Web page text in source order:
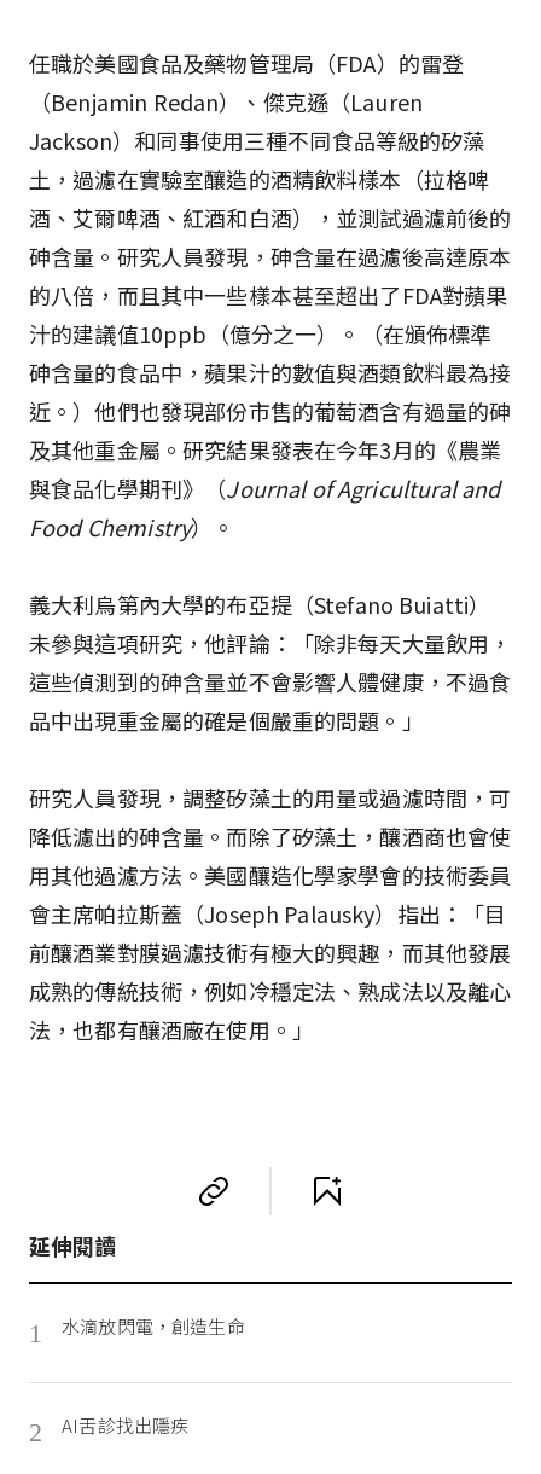
任職於美國食品及藥物管理局（FDA）的雷登
（Benjamin Redan）、傑克遜（Lauren
Jackson）和同事使用三種不同食品等級的矽藻
土，過濾在實驗室釀造的酒精飲料樣本（拉格啤
酒、艾爾啤酒、紅酒和白酒），並測試過濾前後的
砷含量。研究人員發現，砷含量在過濾後高達原本
的八倍，而且其中一些樣本甚至超出了FDA對蘋果
汁的建議值10ppb（億分之一）。（在頒佈標準
砷含量的食品中，蘋果汁的數值與酒類飲料最為接
近。）他們也發現部份市售的葡萄酒含有過量的砷
及其他重金屬。研究結果發表在今年3月的《農業
與食品化學期刊》（Journal of Agricultural and
Food Chemistry）。
義大利烏第內大學的布亞提（Stefano Buiatti）
未參與這項研究，他評論：「除非每天大量飲用，
這些偵測到的砷含量並不會影響人體健康，不過食
品中出現重金屬的確是個嚴重的問題。」
研究人員發現，調整矽藻土的用量或過濾時間，可
降低濾出的砷含量。而除了矽藻土，釀酒商也會使
用其他過濾方法。美國釀造化學家學會的技術委員
會主席帕拉斯蓋（Joseph Palausky）指出：「目
前釀酒業對膜過濾技術有極大的興趣，而其他發展
成熟的傳統技術，例如冷穩定法、熟成法以及離心
法，也都有釀酒廠在使用。」
延伸閱讀
1 水滴放閃電，創造生命
2 AI舌診找出隱疾